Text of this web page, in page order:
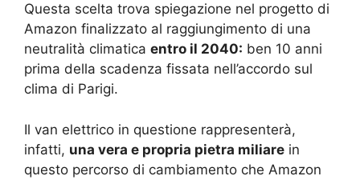
Questa scelta trova spiegazione nel progetto di
Amazon finalizzato al raggiungimento di una
neutralità climatica entro il 2040: ben 10 anni
prima della scadenza fissata nell’accordo sul
clima di Parigi.
Il van elettrico in questione rappresenterà,
infatti, una vera e propria pietra miliare in
questo percorso di cambiamento che Amazon